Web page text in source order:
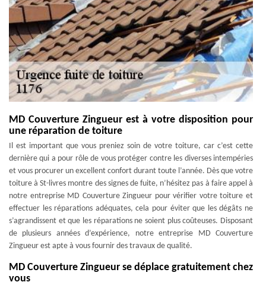
MD Couverture Zingueur est à votre disposition pour
une réparation de toiture
Il est important que vous preniez soin de votre toiture, car c’est cette
dernière qui a pour rôle de vous protéger contre les diverses intempéries
et vous procurer un excellent confort durant toute l’année. Dès que votre
toiture à St-livres montre des signes de fuite, n’hésitez pas à faire appel à
notre entreprise MD Couverture Zingueur pour vérifier votre toiture et
effectuer les réparations adéquates, cela pour éviter que les dégâts ne
s’agrandissent et que les réparations ne soient plus coûteuses. Disposant
de plusieurs années d’expérience, notre entreprise MD Couverture
Zingueur est apte à vous fournir des travaux de qualité.
MD Couverture Zingueur se déplace gratuitement chez
vous